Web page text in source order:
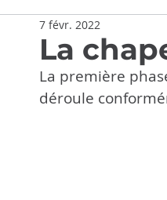
Enfance - Jeunesse
Tourisme
La
7 févr. 2022
La première
déroule